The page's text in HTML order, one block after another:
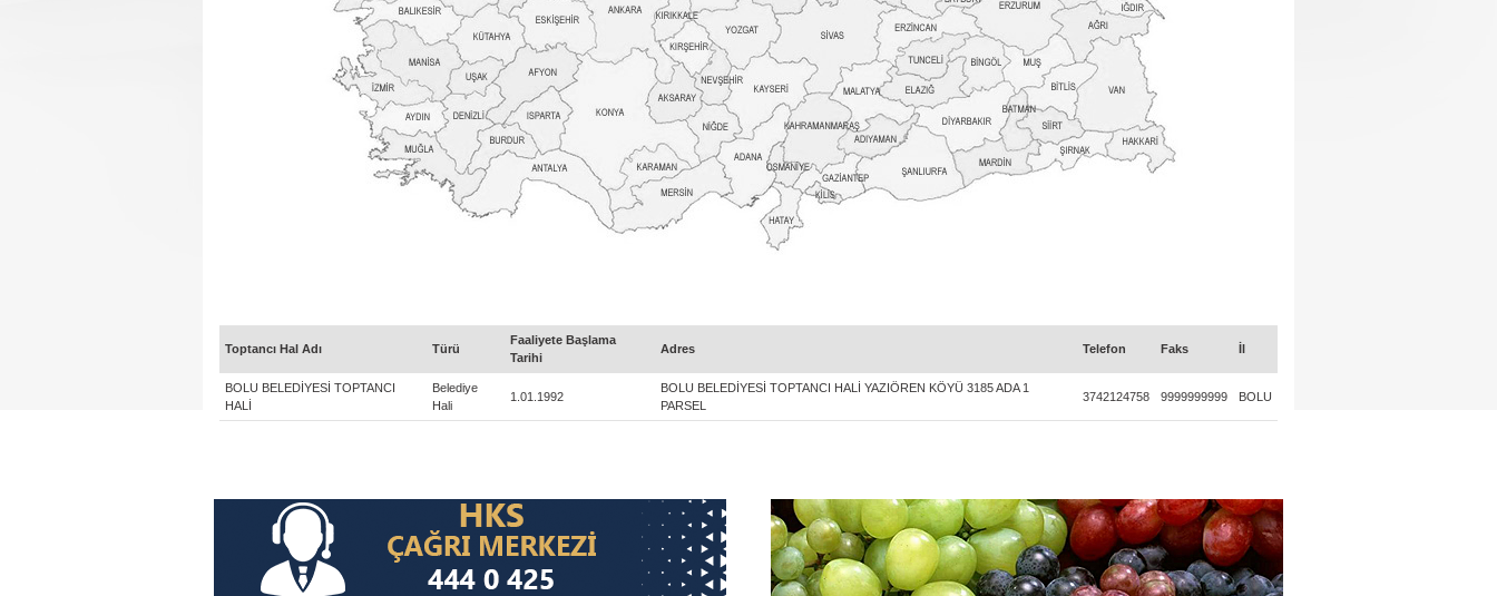
Toptancı Hal Adı Türü
Faaliyete Başlama
Tarihi
Adres Telefon Faks İl
BOLU BELEDİYESİ TOPTANCI
HALİ
Belediye
Hali
1.01.1992
BOLU BELEDİYESİ TOPTANCI HALİ YAZIÖREN KÖYÜ 3185 ADA 1
PARSEL
3742124758 9999999999 BOLU